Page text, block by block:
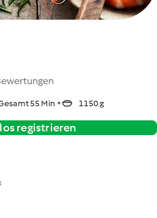
55 Min 1150 g
registrieren